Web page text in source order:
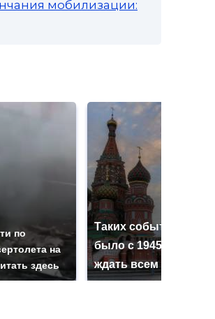
мобилизации:
по
на
здесь
Таких событий не
было с 1945: чего
ждать всем нам?